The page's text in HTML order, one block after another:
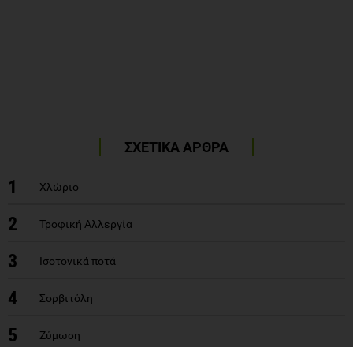
ΣΧΕΤΙΚΑ ΑΡΘΡΑ
1 Χλώριο
2 Τροφική Αλλεργία
3 Ισοτονικά ποτά
4 Σορβιτόλη
5 Ζύμωση